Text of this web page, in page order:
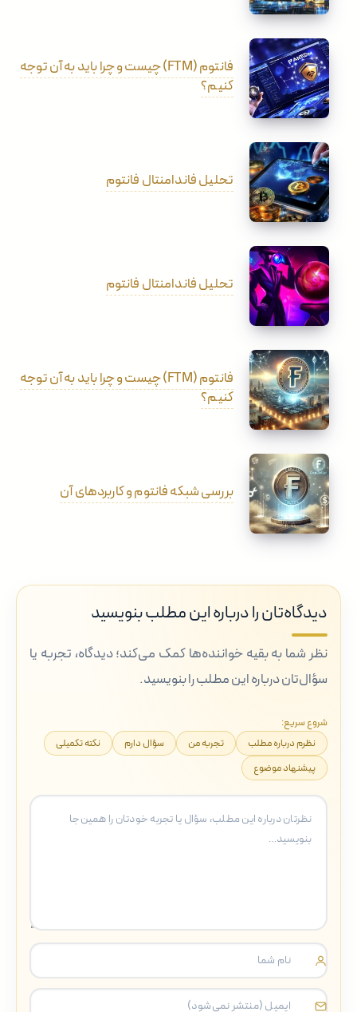
فانتوم (FTM) چیست و چرا باید به آن توجه
کنیم؟
تحلیل فاندامنتال فانتوم
تحلیل فاندامنتال فانتوم
فانتوم (FTM) چیست و چرا باید به آن توجه
کنیم؟
بررسی شبکه فانتوم و کاربردهای آن
دیدگاه‌تان را درباره این مطلب بنویسید
نظر شما به بقیه خواننده‌ها کمک می‌کند؛ دیدگاه، تجربه یا
سؤال‌تان درباره این مطلب را بنویسید.
شروع سریع:
نظرم درباره مطلب
تجربه من سؤال دارم
نکته تکمیلی
پیشنهاد موضوع